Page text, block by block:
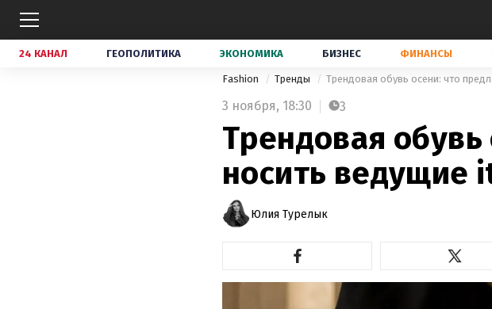
24 КАНАЛ ГЕОПОЛИТИКА ЭКОНОМИКА БИЗНЕС ФИНАНСЫ
Fashion Тренды Трендовая обувь осени: что
3 ноября, 18:30 3
Трендовая
носить ведущие
Юлия Турелык